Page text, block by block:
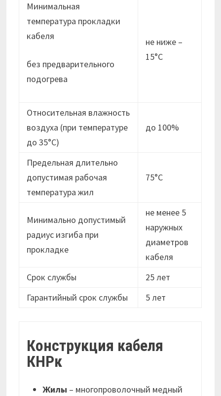
Минимальная
температура прокладки
кабеля
без предварительного
подогрева
не ниже –
15°C
Относительная влажность
воздуха (при температуре
до 35°С)
до 100%
Предельная длительно
допустимая рабочая
температура жил
75°С
Минимально допустимый
радиус изгиба при
прокладке
не менее 5
наружных
диаметров
кабеля
Срок службы
25 лет
Гарантийный срок службы
5 лет
Конструкция кабеля
КНРк
Жилы – многопроволочный медный